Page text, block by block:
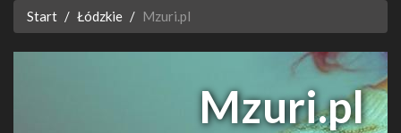
Start Łódzkie Mzuri.pl
Mzuri.pl